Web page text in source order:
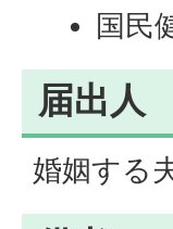
国民
届出人
婚姻する